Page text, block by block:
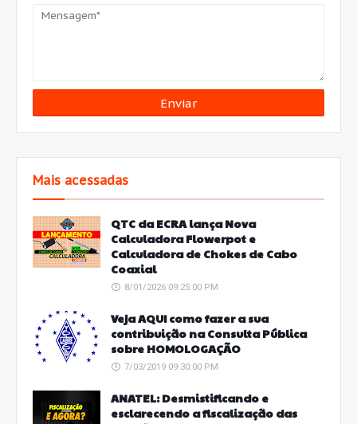
Mais acessadas
QTC da ECRA lança Nova
Calculadora Flowerpot e
Calculadora de Chokes de Cabo
Coaxial
8/01/2026 09:25:00 PM
Veja AQUI como fazer a sua
contribuição na Consulta Pública
sobre HOMOLOGAÇÃO
7/03/2019 09:30:00 PM
ANATEL: Desmistificando e
esclarecendo a fiscalização das